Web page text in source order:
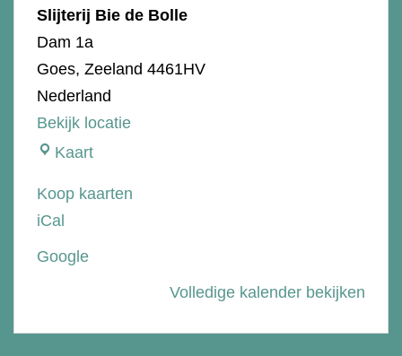
Slijterij Bie de Bolle
Dam 1a
Goes, Zeeland 4461HV
Nederland
Bekijk locatie
KaartSlijterij
de
Koop kaarten
iCal
Google
Volledige kalender bekijken